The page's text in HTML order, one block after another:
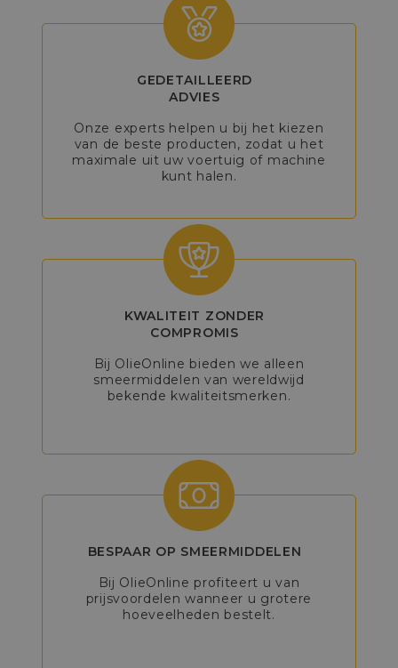
GEDETAILLEERD
ADVIES
Onze experts helpen u bij het kiezen
van de beste producten, zodat u het
maximale uit uw voertuig of machine
kunt halen.
KWALITEIT ZONDER
COMPROMIS
Bij OlieOnline bieden we alleen
smeermiddelen van wereldwijd
bekende kwaliteitsmerken.
BESPAAR OP SMEERMIDDELEN
Bij OlieOnline profiteert u van
prijsvoordelen wanneer u grotere
hoeveelheden bestelt.